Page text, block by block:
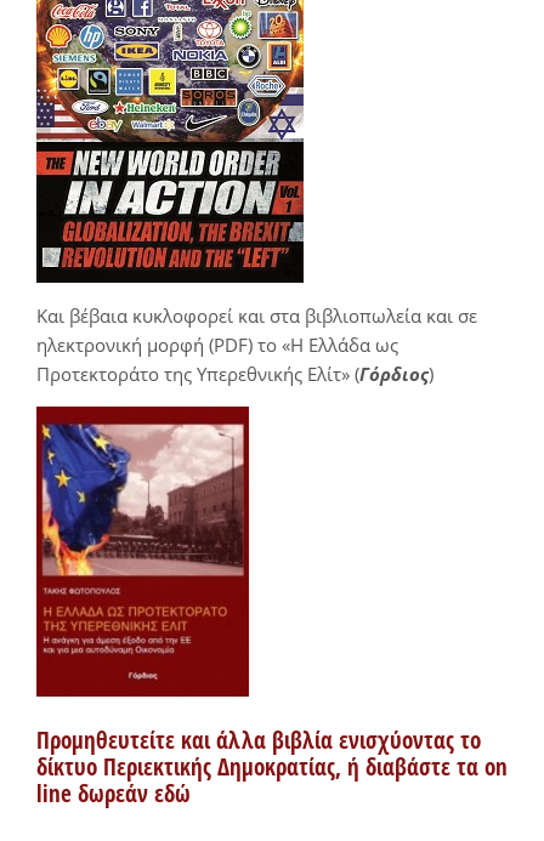
Και βέβαια κυκλοφορεί και στα βιβλιοπωλεία και σε
ηλεκτρονική μορφή (PDF) το «Η Ελλάδα ως
Προτεκτοράτο της Υπερεθνικής Ελίτ» (Γόρδιος)
Προμηθευτείτε και άλλα βιβλία ενισχύοντας το
δίκτυο Περιεκτικής Δημοκρατίας, ή διαβάστε τα on
line δωρεάν εδώ